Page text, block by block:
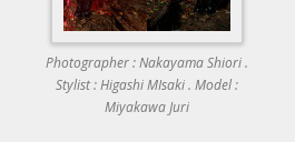
Photographer : Nakayama Shiori .
Stylist : Higashi MIsaki . Model :
Miyakawa Juri